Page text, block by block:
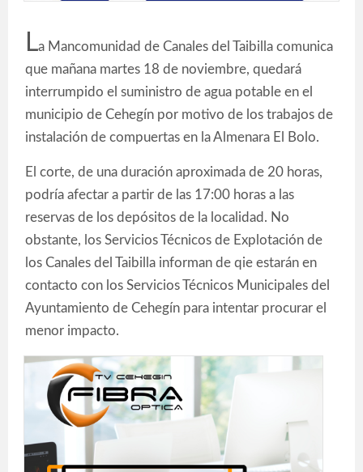
La Mancomunidad de Canales del Taibilla comunica
que mañana martes 18 de noviembre, quedará
interrumpido el suministro de agua potable en el
municipio de Cehegín por motivo de los trabajos de
instalación de compuertas en la Almenara El Bolo.
El corte, de una duración aproximada de 20 horas,
podría afectar a partir de las 17:00 horas a las
reservas de los depósitos de la localidad. No
obstante, los Servicios Técnicos de Explotación de
los Canales del Taibilla informan de qie estarán en
contacto con los Servicios Técnicos Municipales del
Ayuntamiento de Cehegín para intentar procurar el
menor impacto.